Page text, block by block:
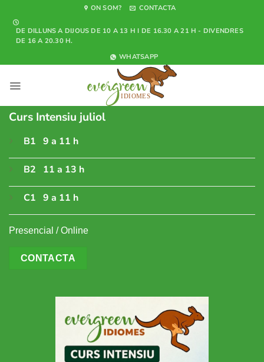
content
ON SOM? CONTACTA
DE DILLUNS A DIJOUS DE 10 A 13 H I DE 16.30 A 21 H - DIVENDRES
DE 16 A 20.30 H.
WHATSAPP
Curs Intensiu juliol
B1 9 a 11 h
B2 11 a 13 h
C1 9 a 11 h
Presencial / Online
CONTACTA